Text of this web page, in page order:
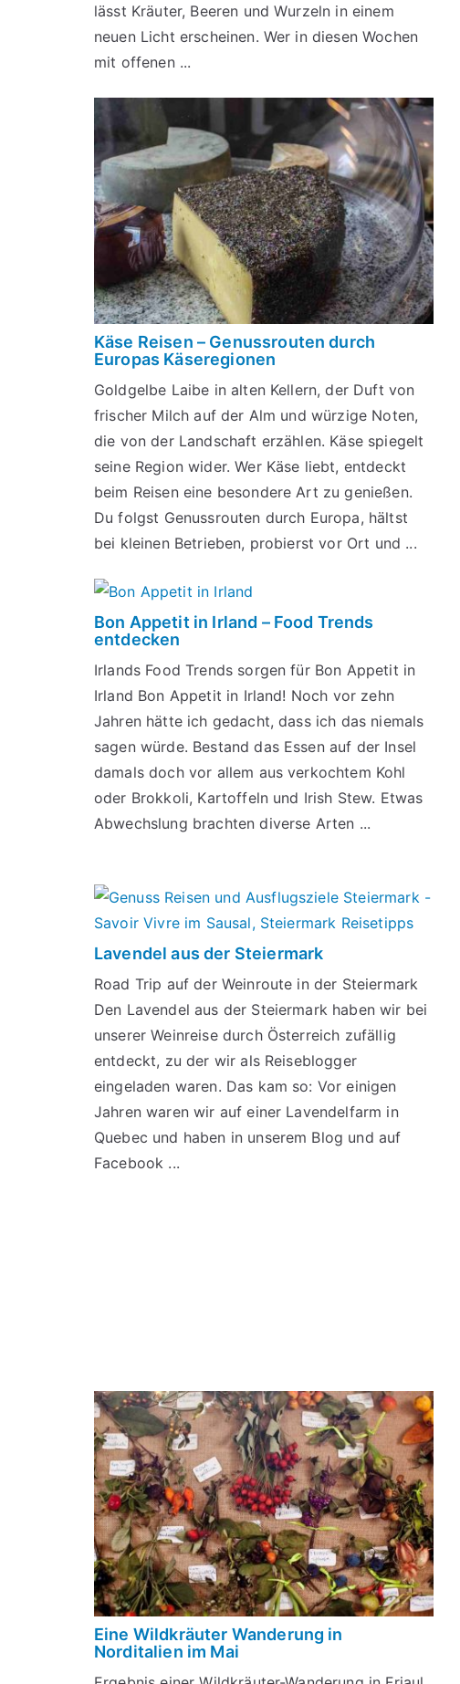
lässt Kräuter, Beeren und Wurzeln in einem
neuen Licht erscheinen. Wer in diesen Wochen
mit offenen ...
Käse Reisen – Genussrouten durch
Europas Käseregionen
Goldgelbe Laibe in alten Kellern, der Duft von
frischer Milch auf der Alm und würzige Noten,
die von der Landschaft erzählen. Käse spiegelt
seine Region wider. Wer Käse liebt, entdeckt
beim Reisen eine besondere Art zu genießen.
Du folgst Genussrouten durch Europa, hältst
bei kleinen Betrieben, probierst vor Ort und ...
Bon Appetit in Irland – Food Trends
entdecken
Irlands Food Trends sorgen für Bon Appetit in
Irland Bon Appetit in Irland! Noch vor zehn
Jahren hätte ich gedacht, dass ich das niemals
sagen würde. Bestand das Essen auf der Insel
damals doch vor allem aus verkochtem Kohl
oder Brokkoli, Kartoffeln und Irish Stew. Etwas
Abwechslung brachten diverse Arten ...
Lavendel aus der Steiermark
Road Trip auf der Weinroute in der Steiermark
Den Lavendel aus der Steiermark haben wir bei
unserer Weinreise durch Österreich zufällig
entdeckt, zu der wir als Reiseblogger
eingeladen waren. Das kam so: Vor einigen
Jahren waren wir auf einer Lavendelfarm in
Quebec und haben in unserem Blog und auf
Facebook ...
Eine Wildkräuter Wanderung in
Norditalien im Mai